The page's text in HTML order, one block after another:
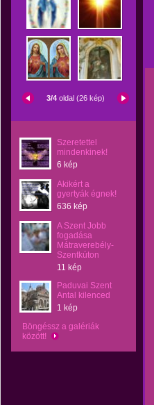
3/4 oldal (26 kép)
Szeretettel
mindenkinek!
6 kép
Akikért a
gyertyák égnek!
636 kép
A Szent Jobb
fogadása
Mátraverebély-
Szentkúton
11 kép
Paduvai Szent
Antal kilenced
1 kép
Böngéssz a galériák
között!